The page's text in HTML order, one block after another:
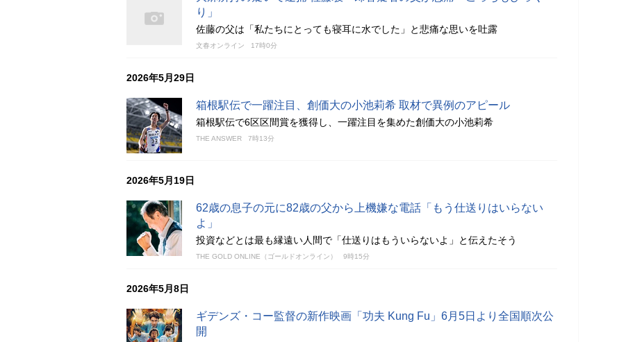
り」
佐藤の父は「私たちにとっても寝耳に水でした」と悲痛な思いを吐露
文春オンライン 17時0分
2026年5月29日
箱根駅伝で一躍注目、創価大の小池莉希 取材で異例のアピール
箱根駅伝で6区区間賞を獲得し、一躍注目を集めた創価大の小池莉希
THE ANSWER 7時13分
2026年5月19日
62歳の息子の元に82歳の父から上機嫌な電話「もう仕送りはいらない
よ」
投資などとは最も縁遠い人間で「仕送りはもういらないよ」と伝えたそう
THE GOLD ONLINE（ゴールドオンライン） 9時15分
2026年5月8日
ギデンズ・コー監督の新作映画「功夫 Kung Fu」6月5日より全国順次公
開